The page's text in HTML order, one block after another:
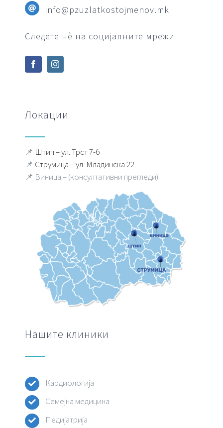
info@pzuzlatkostojmenov.mk
Следете нè на социјалните мрежи
Локации
📌 Штип – ул. Трст 7-б
📌 Струмица – ул. Младинска 22
📌 Виница – (консултативни прегледи)
Нашите клиники
Кардиологија
Семејна медицина
Педијатрија